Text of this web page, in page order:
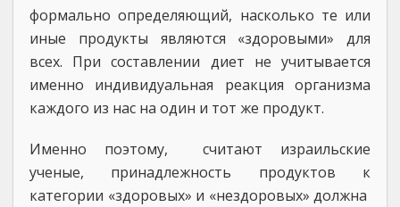
формально определяющий, насколько те или
иные продукты являются «здоровыми» для
всех. При составлении диет не учитывается
именно индивидуальная реакция организма
каждого из нас на один и тот же продукт.
Именно поэтому, считают израильские
ученые, принадлежность продуктов к
категории «здоровых» и «нездоровых» должна